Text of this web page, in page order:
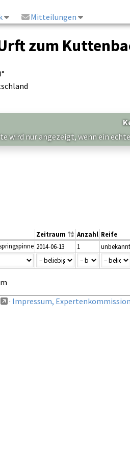
Mitteilungen
zum
wird nur angezeigt, wenn ein
Zeitraum Anzahl Reife
2014-06-13 1 unbekannt
· Impressum,